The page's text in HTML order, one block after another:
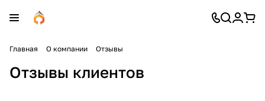
Главная О компании Отзывы
Отзывы клиентов